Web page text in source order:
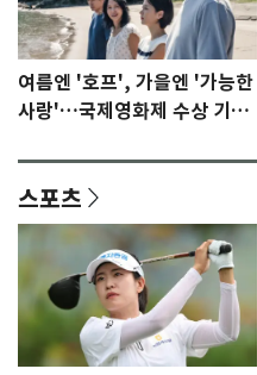
여름엔 '호프', 가을엔 '가능한
사랑'…국제영화제 수상 기대
스포츠